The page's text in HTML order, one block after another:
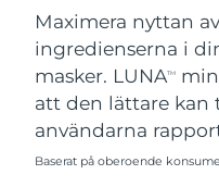
Maximera nyttan
ingredienserna i
masker. LUNATM
att den lättare kan
användarna
Baserat på oberoende
Uzbekistan
Vietnam